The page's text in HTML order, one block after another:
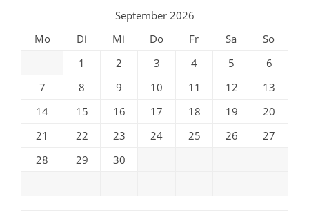
September 2026
Mo
Di Mi Do Fr Sa
So
1
2 3 4 5
6
7
8 9 10 11 12
13
14
15 16 17 18 19
20
21
22 23 24 25 26
27
28
29 30